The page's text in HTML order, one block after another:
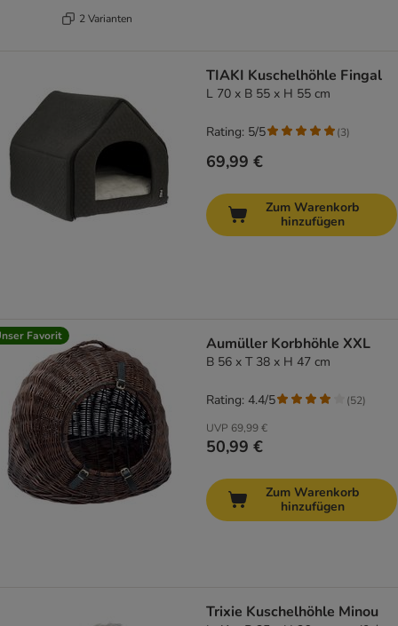
2 Varianten
TIAKI Kuschelhöhle Fingal
L 70 x B 55 x H 55 cm
69,99 €
Rating: 5/5 (3)
Zum Warenkorb
hinzufügen
Favorit Aumüller Korbhöhle XXL
B 56 x T 38 x H 47 cm
UVP 69,99 €
50,99 €
Rating: 4.4/5 (52)
Zum Warenkorb
hinzufügen
Trixie Kuschelhöhle Minou